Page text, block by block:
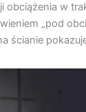
obciążenia w
„pod
ścianie